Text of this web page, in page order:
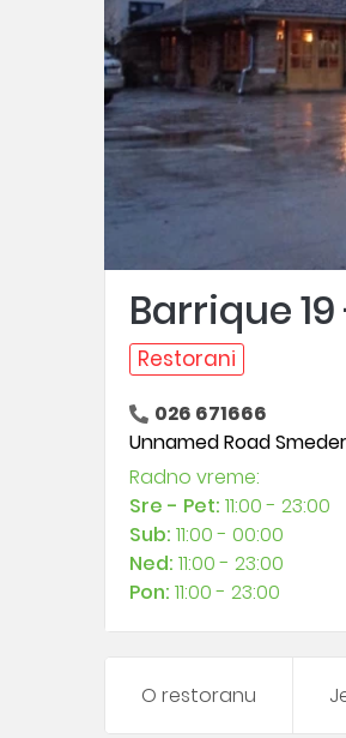
Barrique
Restorani
026 671666
Unnamed Road
Radno vreme:
Sre - Pet: 11:00 - 23:00
Sub: 11:00 - 00:00
Ned: 11:00 - 23:00
Pon: 11:00 - 23:00
O restoranu